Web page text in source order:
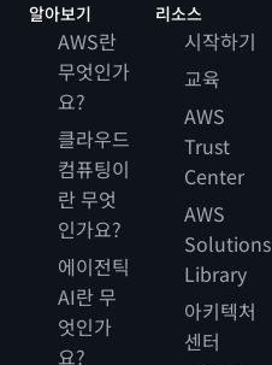
알아보기
AWS란
무엇인가
요?
클라우드
컴퓨팅이
란 무엇
인가요?
에이전틱
AI란 무
엇인가
요?
리소스
시작하기
교육
AWS
Trust
Center
AWS
Solutions
Library
아키텍처
센터